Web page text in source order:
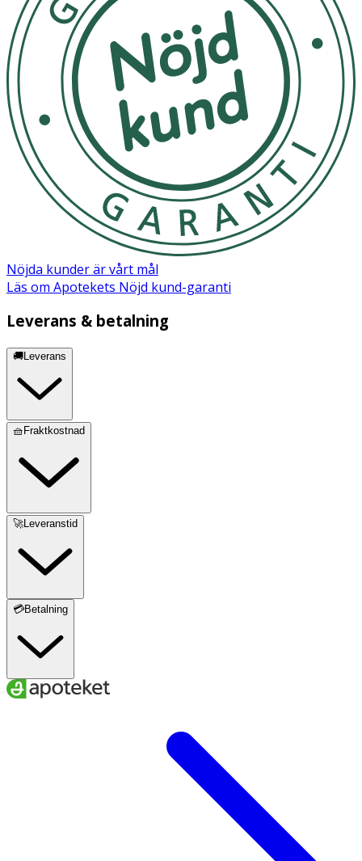
Förvaring
Förvaras under normala förhållanden. Undvik extrema
temperaturer och fukt.
Storlek XXS XS S M
CM
(midjemått)
40-70 65–85 80–
110
Nöjda kunder är vårt mål
Läs om Apotekets Nöjd kund-garanti
Leverans & betalning
🚚Leverans
🧺Fraktkostnad
🚀Leveranstid
💳Betalning